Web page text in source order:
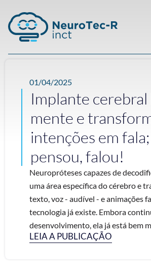
01/04/2025
Implante cerebral
mente e
intenções em
pensou, falou!
Neuropróteses capazes de
uma área específica do cérebro e
texto, voz - audível - e animações
tecnologia já existe. Embora
desenvolvimento, ela já está bem
LEIA A PUBLICAÇÃO